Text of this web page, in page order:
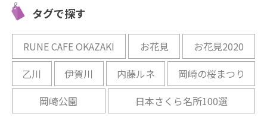
開催中
タグで探す
RUNE CAFE OKAZAKI お花見
お花見2020
乙川
伊賀川 内藤ルネ
岡崎の桜まつり
岡崎公園
日本さくら名所100選